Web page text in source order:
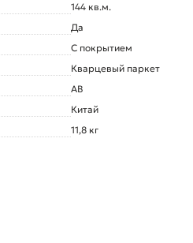
144 кв.м.
Да
С покрытием
Кварцевый паркет
AB
Китай
11,8 кг